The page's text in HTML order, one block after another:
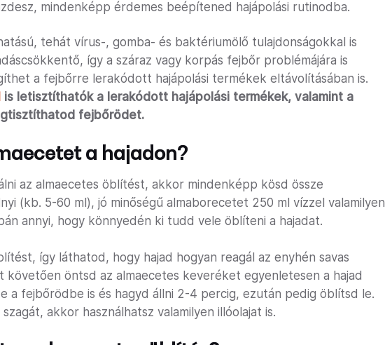
mindenképp érdemes beépítened hajápolási rutinodba.
tehát vírus-, gomba- és baktériumölő tulajdonságokkal is
így a száraz vagy korpás fejbőr problémájára is
a fejbőrre lerakódott hajápolási termékek eltávolításában is.
is letisztíthatók a lerakódott hajápolási termékek, valamint a
fejbőrödet.
a hajadon?
az almaecetes öblítést, akkor mindenképp kösd össze
(kb. 5-60 ml), jó minőségű almaborecetet 250 ml vízzel valamilyen
annyi, hogy könnyedén ki tudd vele öblíteni a hajadat.
így láthatod, hogy hajad hogyan reagál az enyhén savas
követően öntsd az almaecetes keveréket egyenletesen a hajad
a fejbőrödbe is és hagyd állni 2-4 percig, ezután pedig öblítsd le.
akkor használhatsz valamilyen illóolajat is.